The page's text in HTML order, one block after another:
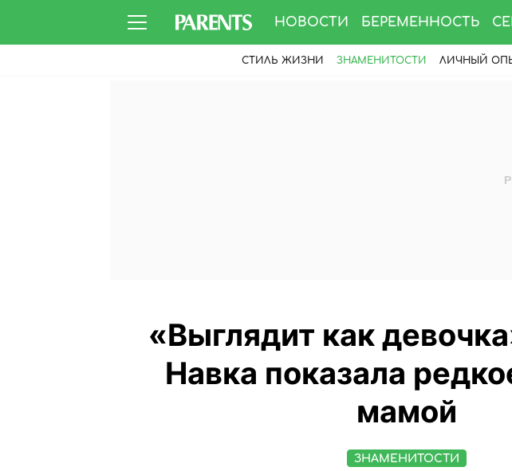
НОВОСТИ БЕРЕМЕННОСТЬ
СТИЛЬ ЖИЗНИ ЗНАМЕНИТОСТИ ЛИЧНЫЙ
«Выглядит как
Навка показала
мамой
ЗНАМЕНИТОСТИ